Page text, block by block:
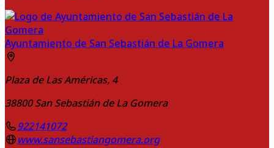
Ayuntamiento de San Sebastián de La Gomera
Plaza de Las Américas, 4
38800 San Sebastián de La Gomera
922141072
www.sansebastiangomera.org